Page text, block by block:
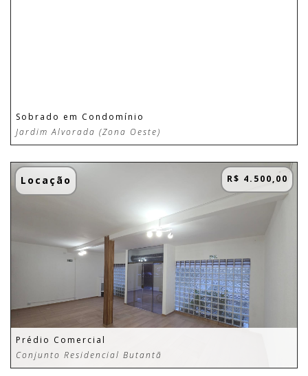
Sobrado em Condomínio
Jardim Alvorada (Zona Oeste)
Locação R$ 4.500,00
Prédio Comercial
Conjunto Residencial Butantã